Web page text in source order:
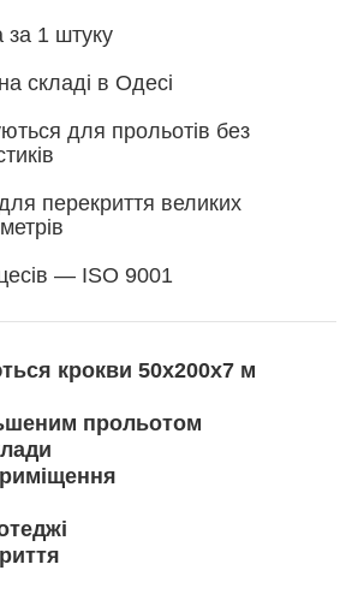
за 1 штуку
складі в Одесі
для прольотів без
перекриття великих
— ISO 9001
крокви 50х200х7 м
прольотом